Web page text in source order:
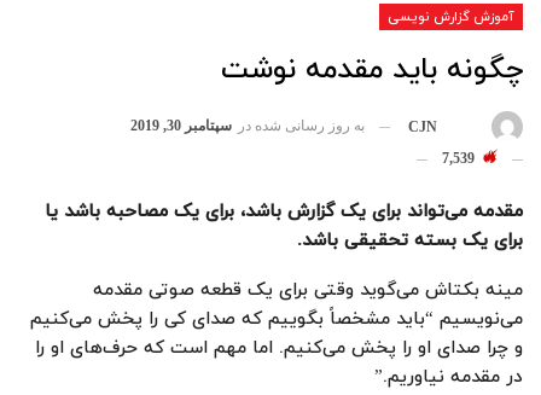
آموزش گزارش نویسی
چگونه باید مقدمه نوشت
CJN به روز رسانی شده در
سپتامبر 30, 2019
7,539
مقدمه می‌تواند برای یک گزارش باشد، برای یک مصاحبه باشد یا
برای یک بسته تحقیقی باشد.
مینه بکتاش می‌گوید وقتی برای یک قطعه صوتی مقدمه
می‌نویسیم “باید مشخصاً بگوییم که صدای کی را پخش می‌کنیم
و چرا صدای او را پخش می‌کنیم. اما مهم است که حرف‌های او را
در مقدمه نیاوریم.”